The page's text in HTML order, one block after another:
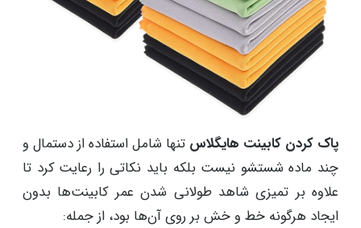
پاک کردن کابینت هایگلاستنها شامل استفاده از دستمال و
چند ماده شستشو نیست بلکه باید نکاتی را رعایت کرد تا
علاوه بر تمیزی شاهد طولانی شدن عمر کابینت‌ها بدون
ایجاد هرگونه خط و خش بر روی آن‌ها بود، از جمله: